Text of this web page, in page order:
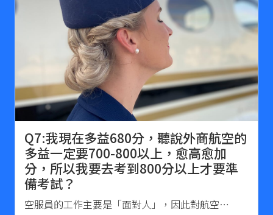
Q7:我現在多益680分，聽說外商航空的
多益一定要700-800以上，愈高愈加
分，所以我要去考到800分以上才要準
備考試？
空服員的工作主要是「面對人」，因此對航空…